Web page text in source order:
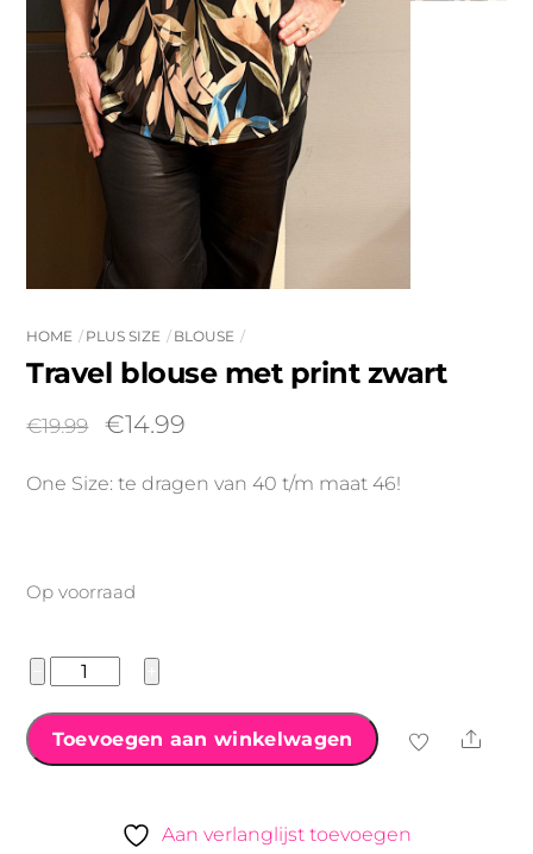
HOME PLUS SIZE BLOUSE
Travel blouse met print zwart
€19.99
Oorspronkelijke
was:
€14.99Huidige
is:
One Size: te dragen van 40 t/m maat 46!
Op voorraad
Travel
met
print
Toevoegen aan winkelwagen Share
Aan verlanglijst toevoegen